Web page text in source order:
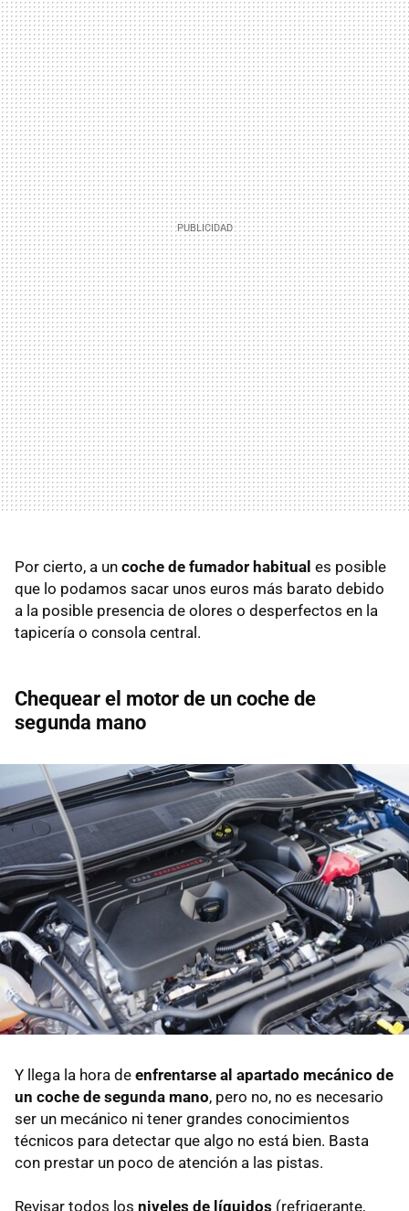
Por cierto, a un coche de fumador habitual es posible
que lo podamos sacar unos euros más barato debido
a la posible presencia de olores o desperfectos en la
tapicería o consola central.
Chequear el motor de un coche de
segunda mano
Y llega la hora de enfrentarse al apartado mecánico de
un coche de segunda mano, pero no, no es necesario
ser un mecánico ni tener grandes conocimientos
técnicos para detectar que algo no está bien. Basta
con prestar un poco de atención a las pistas.
Revisar todos los niveles de líquidos (refrigerante,